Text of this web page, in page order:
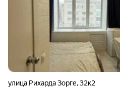
улица Рихарда Зорге,32к2